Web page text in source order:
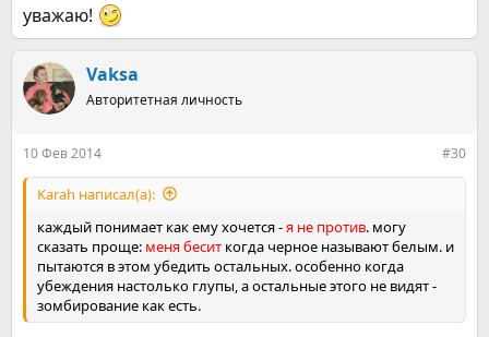
уважаю!
Vaksa
Авторитетная личность
10 Фев 2014 #30
Karah написал(а):
каждый понимает как ему хочется -я не против. могу
сказать проще: меня бесит когда черное называют белым. и
пытаются в этом убедить остальных. особенно когда
убеждения настолько глупы, а остальные этого не видят -
зомбирование как есть.